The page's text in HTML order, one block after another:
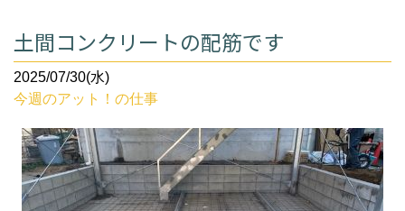
土間コンクリートの配筋です
2025/07/30(水)
今週のアット！の仕事